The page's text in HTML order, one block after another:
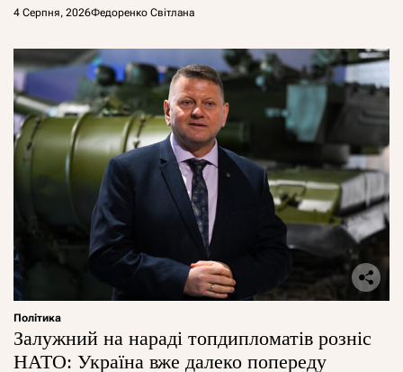
4 Серпня, 2026Федоренко Світлана
Політика
Залужний на нараді топдипломатів розніс
НАТО: Україна вже далеко попереду